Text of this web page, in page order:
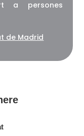
a persones
de Madrid